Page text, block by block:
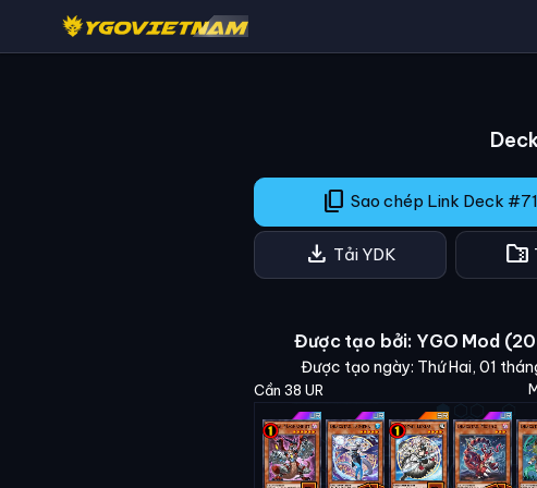
content_copy Sao chép Link Deck
download Tải YDK folder_zip
Được tạo bởi: YGO Mod
Được tạo ngày: Thứ Hai, 01
Cần 38 UR